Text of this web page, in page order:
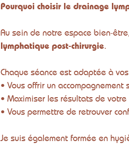
Pourquoi choisir le drainage
Au sein de notre espace bien-
lymphatique post-chirurgie.
Chaque séance est adaptée à
• Vous offrir un
• Maximiser les résultats de
• Vous permettre de retrouver
Je suis également formée en